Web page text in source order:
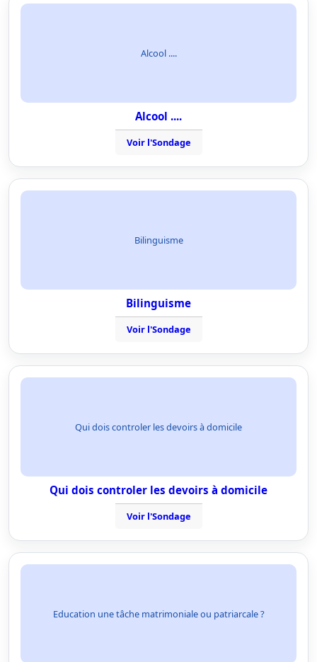
Alcool ....
Alcool ....
Voir l'Sondage
Bilinguisme
Bilinguisme
Voir l'Sondage
Qui dois controler les devoirs à domicile
Qui dois controler les devoirs à domicile
Voir l'Sondage
Education une tâche matrimoniale ou patriarcale ?